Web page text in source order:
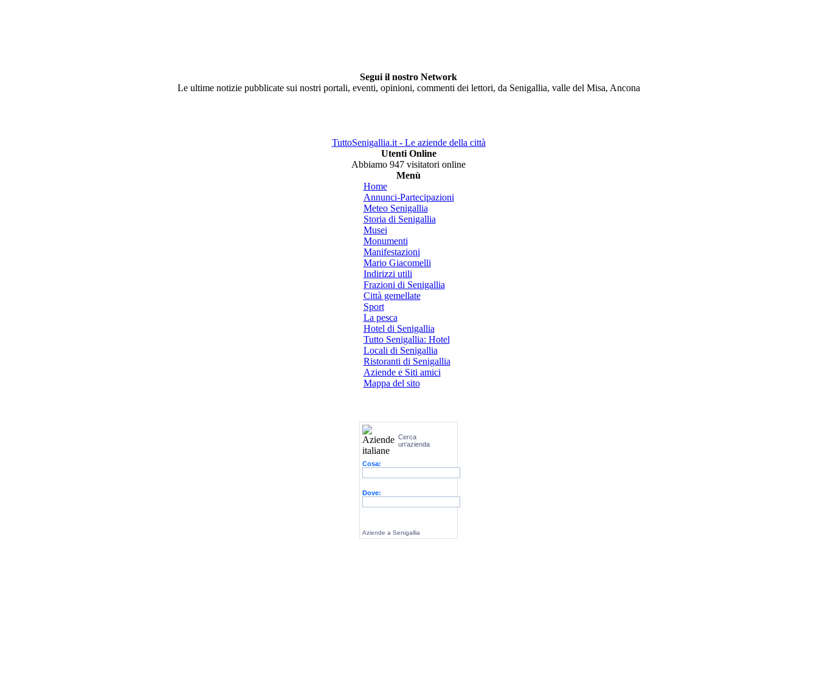
Segui il nostro Network
Le ultime notizie pubblicate sui nostri portali, eventi, opinioni, commenti dei lettori, da Senigallia, valle del Misa, Ancona
TuttoSenigallia.it - Le aziende della città
Utenti Online
Abbiamo 947 visitatori online
Menù
Home
Annunci-Partecipazioni
Meteo Senigallia
Storia di Senigallia
Musei
Monumenti
Manifestazioni
Mario Giacomelli
Indirizzi utili
Frazioni di Senigallia
Città gemellate
Sport
La pesca
Hotel di Senigallia
Tutto Senigallia: Hotel
Locali di Senigallia
Ristoranti di Senigallia
Aziende e Siti amici
Mappa del sito
Cerca
un'azienda
Cosa:
Dove:
Aziende a Senigallia